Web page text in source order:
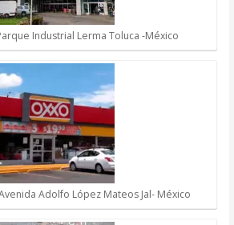
Industrial Lerma Toluca -México
Adolfo López Mateos Jal- México